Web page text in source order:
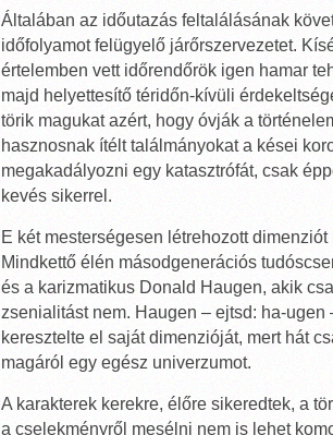
Általában az időutazás feltalálásának
időfolyamot felügyelő járőrszervezetet.
értelemben vett időrendőrök igen hamar
majd helyettesítő téridőn-kívüli
törik magukat azért, hogy óvják a
hasznosnak ítélt találmányokat a kései
megakadályozni egy katasztrófát, csak
kevés sikerrel.
E két mesterségesen létrehozott
Mindkettő élén másodgenerációs
és a karizmatikus Donald Haugen, akik
zsenialitást nem. Haugen – ejtsd: ha-
keresztelte el saját dimenzióját, mert hát
magáról egy egész univerzumot.
A karakterek kerekre, élőre sikeredtek, a
a cselekményről mesélni nem is lehet